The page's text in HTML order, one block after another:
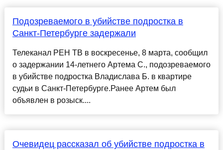
Подозреваемого в убийстве подростка в
Санкт-Петербурге задержали
Телеканал РЕН ТВ в воскресенье, 8 марта, сообщил
о задержании 14-летнего Артема С., подозреваемого
в убийстве подростка Владислава Б. в квартире
судьи в Санкт-Петербурге.Ранее Артем был
объявлен в розыск....
Очевидец рассказал об убийстве подростка в